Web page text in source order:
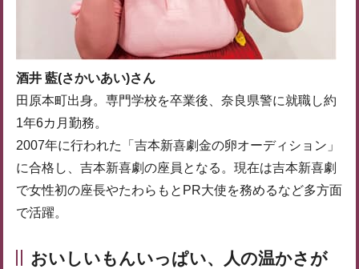
酒井 藍(さかいあい)さん
田原本町出身。専門学校を卒業後、奈良県警に就職し約
1年6カ月勤務。
2007年に行われた「吉本新喜劇金の卵オーディション」
に合格し、吉本新喜劇の座員となる。現在は吉本新喜劇
で女性初の座長やたわらもとPR大使を務めるなど多方面
で活躍。
おいしいもんいっぱい、人の温かさが